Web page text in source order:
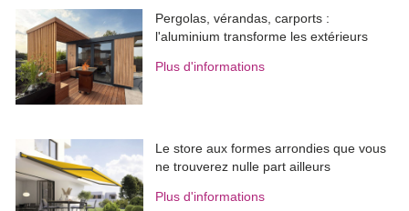
Pergolas, vérandas, carports :
l'aluminium transforme les extérieurs
Plus d'informations
Le store aux formes arrondies que vous
ne trouverez nulle part ailleurs
Plus d'informations